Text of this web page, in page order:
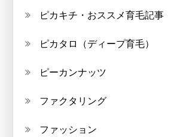
ピカキチ・おススメ育毛記事
ピカタロ（ディープ育毛）
ピーカンナッツ
ファクタリング
ファッション